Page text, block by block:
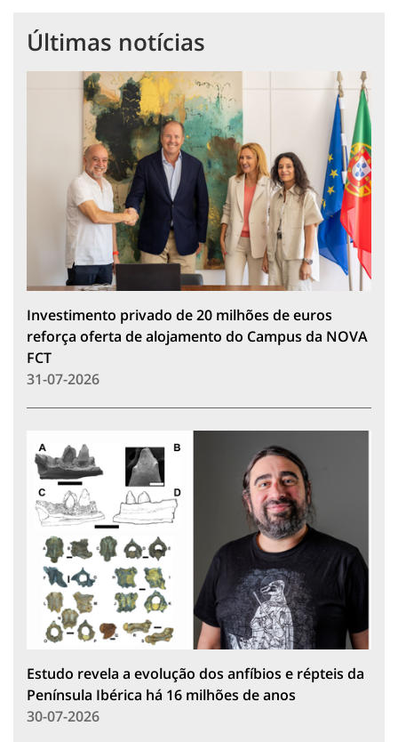
Últimas notícias
Investimento privado de 20 milhões de euros
reforça oferta de alojamento do Campus da NOVA
FCT
31-07-2026
Estudo revela a evolução dos anfíbios e répteis da
Península Ibérica há 16 milhões de anos
30-07-2026